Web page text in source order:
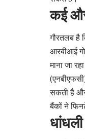
कई और
गौरतलब है
आरबीआई
माना जा
सकती है
बैंकों ने